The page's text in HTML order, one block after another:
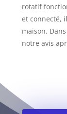
rotatif
et connecté,
maison.
notre avis